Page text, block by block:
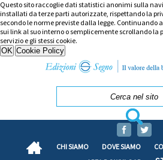
Questo sito raccoglie dati statistici anonimi sulla
installati da terze parti autorizzate, rispettando la
secondo le norme previste dalla legge. Continuando
sui link al suo interno o semplicemente scrollando la
servizio e gli stessi cookie.
CHI SIAMO DOVE SIAMO